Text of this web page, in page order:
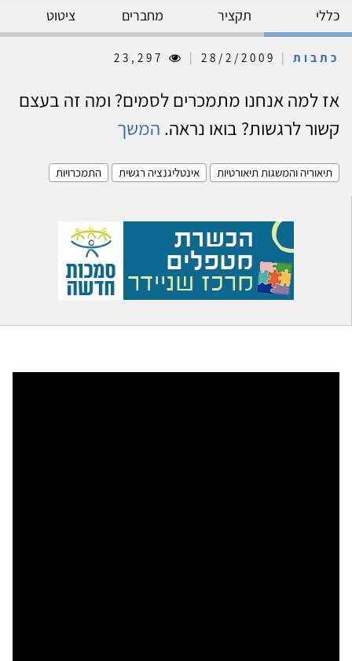
כללי תקציר מחברים ציטוט
כתבות |
|
אז למה אנחנו מתמכרים לסמים? ומה זה בעצם
קשור לרגשות? בואו נראה. המשך
תיאוריה והמשגות תיאורטיות אינטליגנציה רגשית התמכרויות